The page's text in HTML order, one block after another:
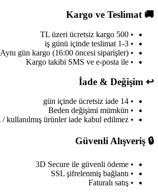
🚚
Kargo ve Teslimat
• 500 TL üzeri ücretsiz kargo
• 1-3 iş günü içinde teslimat
• Aynı gün kargo (16:00 öncesi siparişler)
• Kargo takibi SMS ve e-posta ile
↩️
• 14 gün içinde ücretsiz iade
• Beden değişimi mümkün
• Etiketsiz / kullanılmış ürünler iade kabul edilmez
🔒
• 3D Secure ile güvenli ödeme
• SSL şifrelenmiş bağlantı
• Faturalı satış